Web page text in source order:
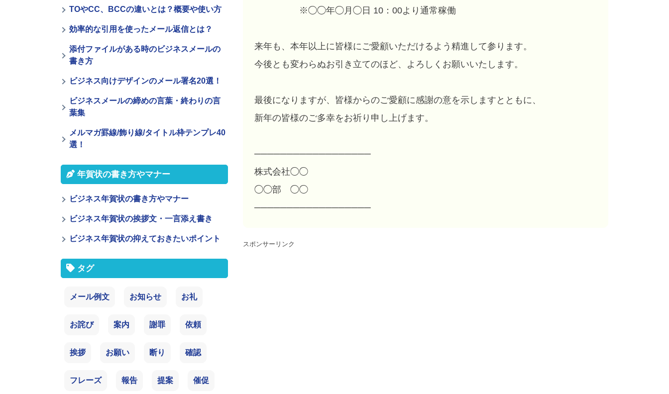
※◯◯年◯月◯日 10：00より通常稼働
来年も、本年以上に皆様にご愛顧いただけるよう精進して参ります。
今後とも変わらぬお引き立てのほど、よろしくお願いいたします。
最後になりますが、皆様からのご愛顧に感謝の意を示しますとともに、
新年の皆様のご多幸をお祈り申し上げます。
──────────────────
株式会社◯◯
◯◯部 ◯◯
──────────────────
スポンサーリンク
TOやCC、BCCの違いとは？概要や使い方
効率的な引用を使ったメール返信とは？
添付ファイルがある時のビジネスメールの
書き方
ビジネス向けデザインのメール署名20選！
ビジネスメールの締めの言葉・終わりの言
葉集
メルマガ罫線/飾り線/タイトル枠テンプレ40
選！
年賀状の書き方やマナー
ビジネス年賀状の書き方やマナー
ビジネス年賀状の挨拶文・一言添え書き
ビジネス年賀状の抑えておきたいポイント
タグ
メール例文 お知らせ お礼
お詫び 案内 謝罪 依頼
挨拶 お願い 断り 確認
フレーズ 報告 提案 催促